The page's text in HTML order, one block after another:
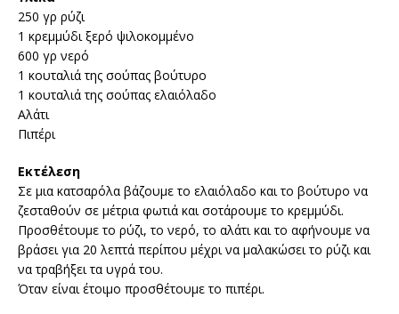
250 γρ ρύζι
1 κρεμμύδι ξερό ψιλοκομμένο
600 γρ νερό
1 κουταλιά της σούπας βούτυρο
1 κουταλιά της σούπας ελαιόλαδο
Αλάτι
Πιπέρι
Εκτέλεση
Σε μια κατσαρόλα βάζουμε το ελαιόλαδο και το βούτυρο να
ζεσταθούν σε μέτρια φωτιά και σοτάρουμε το κρεμμύδι.
Προσθέτουμε το ρύζι, το νερό, το αλάτι και το αφήνουμε να
βράσει για 20 λεπτά περίπου μέχρι να μαλακώσει το ρύζι και
να τραβήξει τα υγρά του.
Όταν είναι έτοιμο προσθέτουμε το πιπέρι.